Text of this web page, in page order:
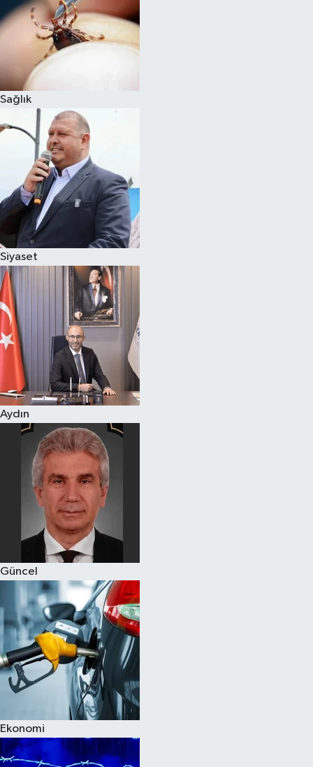
Sağlık
Siyaset
Aydın
Güncel
Ekonomi
Magazin